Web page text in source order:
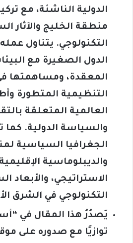
الدولية الناشئة، مع
منطقة الخليج والآثار
التكنولوجي. يتناول
الدول الصغيرة مع
المعقدة، ومساهمتها
التنظيمية المتطورة
العالمية المتعلقة
والسياسة الدولية. كما
الجغرافيا السياسية
والديبلوماسية
الاستراتيجي، والأبعاد
التكنولوجي في الشرق
يَصدُرُ هذا المقال في
توازيًا مع صدوره على